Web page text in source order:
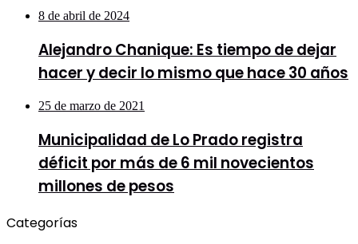
8 de abril de 2024
Alejandro Chanique: Es tiempo de dejar
hacer y decir lo mismo que hace 30 años
25 de marzo de 2021
Municipalidad de Lo Prado registra
déficit por más de 6 mil novecientos
millones de pesos
Categorías